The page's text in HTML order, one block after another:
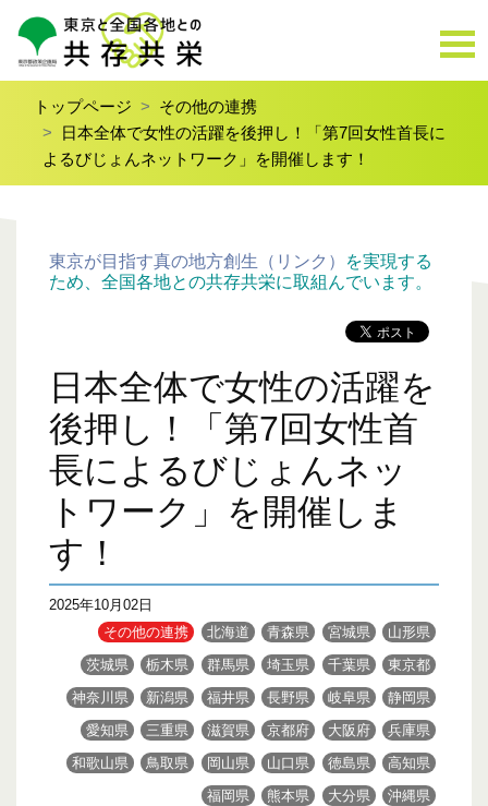
トップページ
その他の連携
日本全体で女性の活躍を後押し！「第7回女性首長に
よるびじょんネットワーク」を開催します！
東京が目指す真の地方創生（リンク）
を実現する
ため、全国各地との共存共栄に取組んでいます。
日本全体で女性の活躍を
後押し！「第7回女性首
長によるびじょんネッ
トワーク」を開催しま
す！
2025年10月02日
その他の連携
北海道 青森県 宮城県
山形県
茨城県
栃木県 群馬県 埼玉県 千葉県
東京都
神奈川県
新潟県 福井県 長野県 岐阜県
静岡県
愛知県
三重県 滋賀県 京都府 大阪府
兵庫県
和歌山県
鳥取県 岡山県 山口県 徳島県
高知県
福岡県
熊本県 大分県 沖縄県